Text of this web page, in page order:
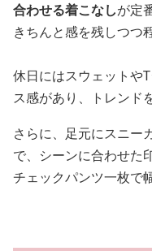
合わせる着こなしが定
きちんと感を残しつつ
休日にはスウェットや
ス感があり、トレンド
さらに、足元にスニー
で、シーンに合わせた
チェックパンツ一枚で